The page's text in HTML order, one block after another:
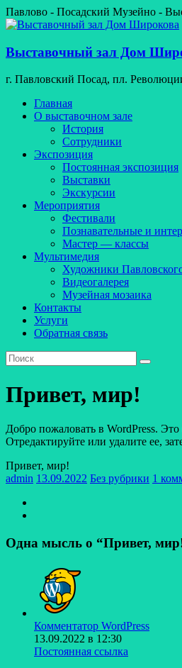
Перейти
к
Павлово - Посадский Музейно -
Выставочный зал Дом
г. Павловский Посад, пл.
МенюГлавная
О выставочном зале
История
Сотрудники
Экспозиция
Постоянная экспозиция
Выставки
Экскурсии
Мероприятия
Фестивали
Познавательные и
Мастер — классы
Мультимедия
Художники
Видеогалерея
Музейная мозаика
Контакты
Услуги
Обратная связь
Привет, мир!
Добро пожаловать в WordPress. Это
Отредактируйте или удалите ее,
Привет, мир!
admin 13.09.2022 Без рубрики 1
Одна мысль о “Привет,
Комментатор WordPress
13.09.2022 в 12:30
Постоянная ссылка